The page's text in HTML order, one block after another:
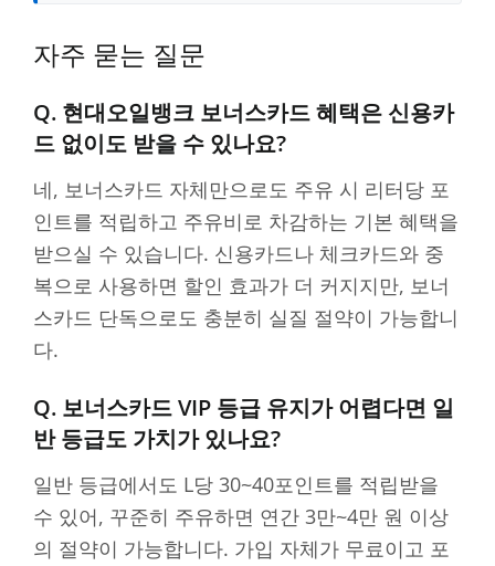
자주 묻는 질문
Q. 현대오일뱅크 보너스카드 혜택은 신용카
드 없이도 받을 수 있나요?
네, 보너스카드 자체만으로도 주유 시 리터당 포
인트를 적립하고 주유비로 차감하는 기본 혜택을
받으실 수 있습니다. 신용카드나 체크카드와 중
복으로 사용하면 할인 효과가 더 커지지만, 보너
스카드 단독으로도 충분히 실질 절약이 가능합니
다.
Q. 보너스카드 VIP 등급 유지가 어렵다면 일
반 등급도 가치가 있나요?
일반 등급에서도 L당 30~40포인트를 적립받을
수 있어, 꾸준히 주유하면 연간 3만~4만 원 이상
의 절약이 가능합니다. 가입 자체가 무료이고 포